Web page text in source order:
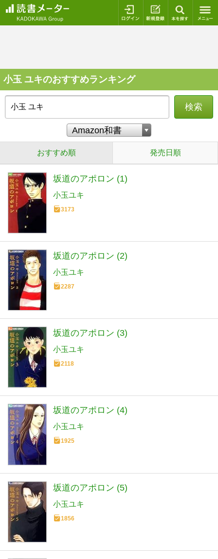
ログイン 新規登録
小玉 ユキのおすすめランキング
検索
おすすめ順 発売日順
坂道のアポロン (1)
小玉ユキ
3173
坂道のアポロン (2)
小玉ユキ
2287
坂道のアポロン (3)
小玉ユキ
2118
坂道のアポロン (4)
小玉ユキ
1925
坂道のアポロン (5)
小玉ユキ
1856